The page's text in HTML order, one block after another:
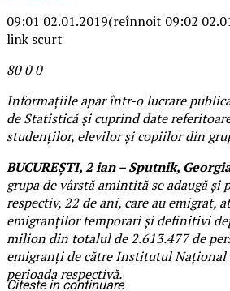
09:01 02.01.2019(reînnoit 09:02
link scurt
8000
Informaţiile apar într-o lucrare
de Statistică şi cuprind date
studenţilor, elevilor şi copiilor din
BUCUREŞTI, 2 ian – Sputnik,
grupa de vârstă amintită se adaugă şi
respectiv, 22 de ani, care au emigrat,
emigranţilor temporari şi definitivi
milion din totalul de 2.613.477 de
emigranţi de către Institutul Naţional
perioada respectivă.
Citeste in continuare